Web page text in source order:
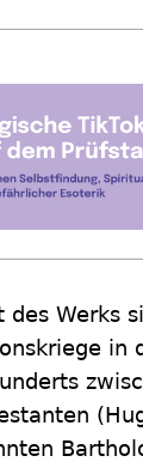
des Werks
in